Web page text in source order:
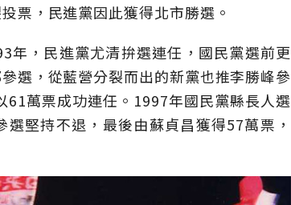
票，民進黨因此獲得北市勝選。
年，民進黨尤清拚選連任，國民黨選前更
選，從藍營分裂而出的新黨也推李勝峰參
萬票成功連任。1997年國民黨縣長人選
堅持不退，最後由蘇貞昌獲得57萬票，